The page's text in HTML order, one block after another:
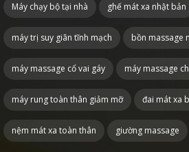
Máy chạy bộ tại nhà ghế mát xa nhật bản
máy trị suy giãn tĩnh mạch bồn massage
máy massage cổ vai gáy máy massage
máy rung toàn thân giảm mỡ đai mát xa
nệm mát xa toàn thân giường massage